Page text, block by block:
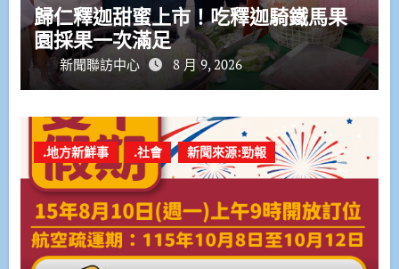
歸仁釋迦甜蜜上市！吃釋迦騎鐵馬果
園採果一次滿足
新聞聯訪中心 8 月 9, 2026
.地方新鮮事 .社會 新聞來源:勁報